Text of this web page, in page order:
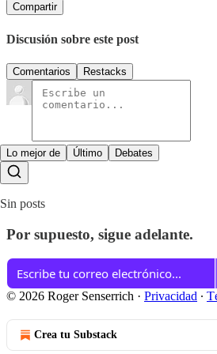
Compartir
Discusión sobre este post
Comentarios Restacks
Lo mejor de Último Debates
Sin posts
Por supuesto, sigue adelante.
© 2026 Roger Senserrich · Privacidad ∙
Crea tu Substack